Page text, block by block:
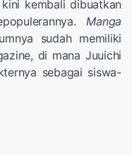
kembali dibuatkan
Manga
sudah memiliki
di mana Juuichi
sebagai siswa-